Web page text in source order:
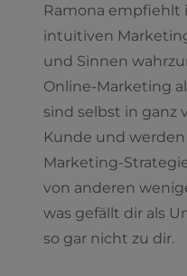
Ramona empfiehlt
intuitiven
und Sinnen
Online-Marketing
sind selbst in ganz
Kunde und
Marketing-
von anderen
was gefällt dir als
so gar nicht zu dir.